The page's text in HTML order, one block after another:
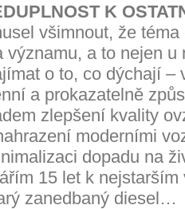
K
všimnout, že
významu, a to nejen
o to, co dýchají
a prokazatelně
zlepšení kvality
moderními
dopadu na
15 let k
zanedbaný diesel…